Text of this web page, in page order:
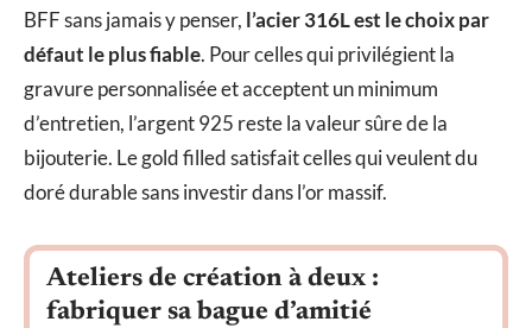
BFF sans jamais y penser, l’acier 316L est le choix par
défaut le plus fiable. Pour celles qui privilégient la
gravure personnalisée et acceptent un minimum
d’entretien, l’argent 925 reste la valeur sûre de la
bijouterie. Le gold filled satisfait celles qui veulent du
doré durable sans investir dans l’or massif.
Ateliers de création à deux :
fabriquer sa bague d’amitié